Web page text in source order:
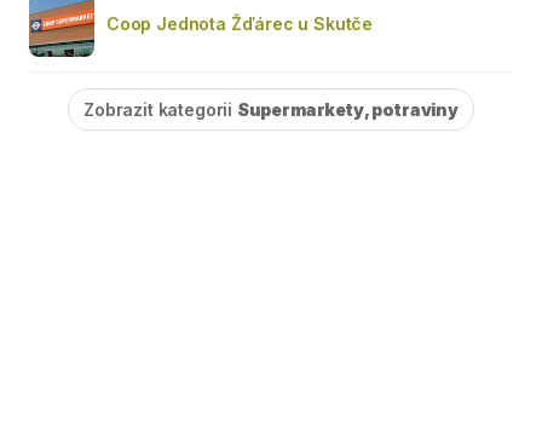
Coop Jednota Žďárec u Skutče
Zobrazit kategorii Supermarkety, potraviny